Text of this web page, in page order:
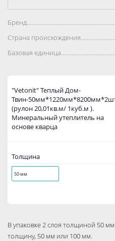
Страна
Базовая
"Vetonit" Теплый Дом-
Твин-
(рулон 20,01кв.м/ 1куб.м ).
Минеральный утеплитель на
основе кварца
Толщина
50 мм
В упаковке 2 слоя толщиной 50
толщину, 50 мм или 100 мм.